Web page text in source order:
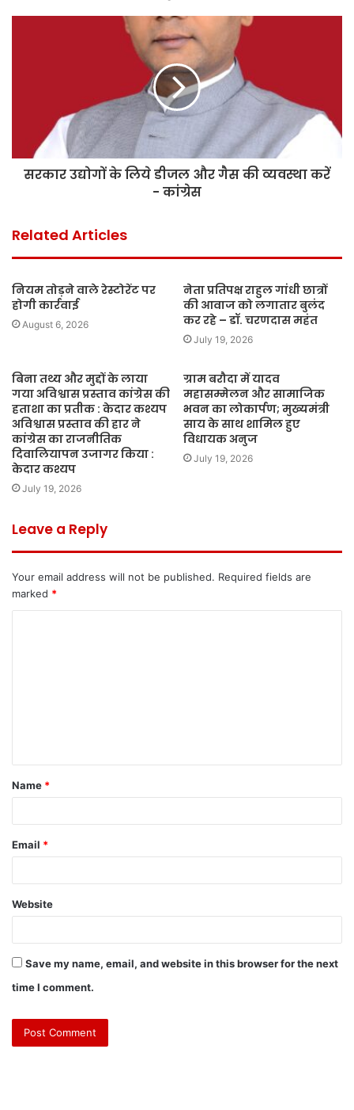
सरकार उद्योगों के लिये डीजल और गैस की व्यवस्था करें
- कांग्रेस
Related Articles
नियम तोड़ने वाले रेस्टोरेंट पर
होगी कार्रवाई
August 6, 2026
नेता प्रतिपक्ष राहुल गांधी छात्रों
की आवाज को लगातार बुलंद
कर रहे – डॉ. चरणदास महंत
July 19, 2026
बिना तथ्य और मुद्दों के लाया
गया अविश्वास प्रस्ताव कांग्रेस की
हताशा का प्रतीक : केदार कश्यप
अविश्वास प्रस्ताव की हार ने
कांग्रेस का राजनीतिक
दिवालियापन उजागर किया :
केदार कश्यप
July 19, 2026
ग्राम बरौदा में यादव
महासम्मेलन और सामाजिक
भवन का लोकार्पण; मुख्यमंत्री
साय के साथ शामिल हुए
विधायक अनुज
July 19, 2026
Leave a Reply
Your email address will not be published. Required fields are
marked *
t
*
Name *
Email *
Website
Save my name, email, and website in this browser for the next
time I comment.